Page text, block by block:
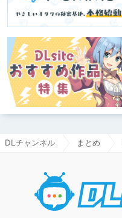
DLチャンネル まとめ